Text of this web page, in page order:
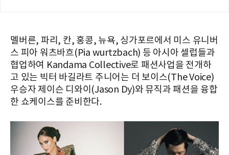
멜버른, 파리, 칸, 홍콩, 뉴욕, 싱가포르에서 미스 유니버
스 피아 워츠바흐(Pia wurtzbach) 등 아시아 셀럽들과
협업하여 Kandama Collective로 패션사업을 전개하
고 있는 빅터 바길라트 주니어는 더 보이스(The Voice)
우승자 제이슨 디와이(Jason Dy)와 뮤직과 패션을 융합
한 쇼케이스를 준비한다.